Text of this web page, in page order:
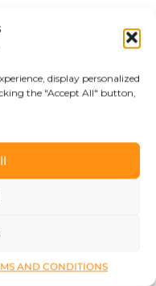
display personalized
the "Accept All" button,
AND CONDITIONS